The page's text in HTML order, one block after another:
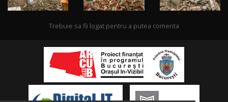
Trebuie sa fii logat pentru a putea comenta